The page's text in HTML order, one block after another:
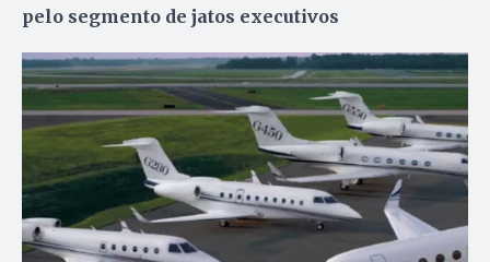
pelo segmento de jatos executivos